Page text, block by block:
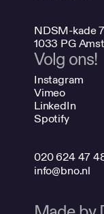
NDSM-kade 7
1033 PG
Volg ons!
Instagram
Vimeo
LinkedIn
Spotify
020 624 47
info@bno.nl